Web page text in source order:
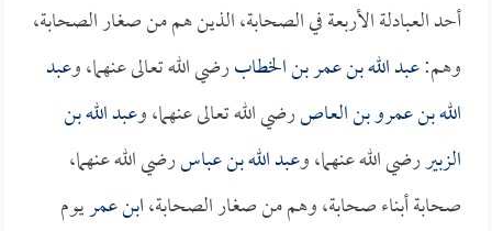
أحد العبادلة الأربعة في الصحابة، الذين هم من صغار الصحابة،
وهم:عبد الله بن عمر بن الخطابرضي الله تعالى عنهما، وعبد
الله بن عمرو بن العاصرضي الله تعالى عنهما، وعبد الله بن
الزبيررضي الله عنهما، وعبد الله بن عباسرضي الله عنهما،
صحابة أبناء صحابة، وهم من صغار الصحابة،ابن عمريوم